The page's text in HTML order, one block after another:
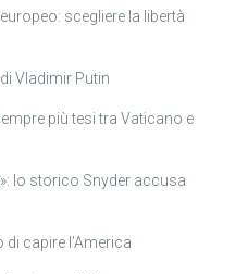
scegliere la libertà
Vladimir Putin
più tesi tra Vaticano e
lo storico Snyder accusa
di capire l’America